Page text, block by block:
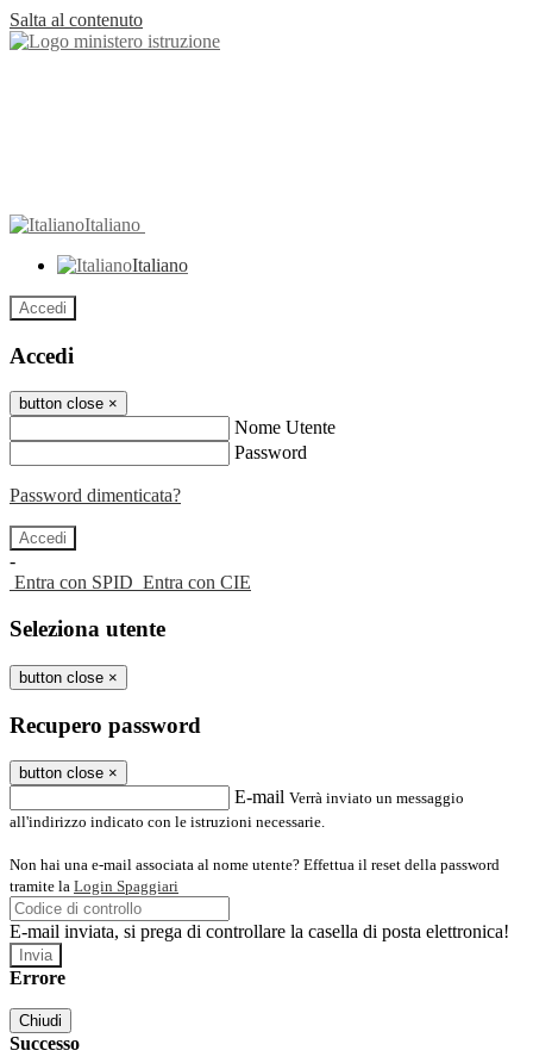
Salta al contenuto
Italiano
Italiano
Accedi
Accedi
button close ×
Nome Utente
Password
Password dimenticata?
-
Entra con SPID Entra con CIE
Seleziona utente
button close ×
Recupero password
button close ×
E-mail Verrà inviato un messaggio
all'indirizzo indicato con le istruzioni necessarie.
Non hai una e-mail associata al nome utente? Effettua il reset della password
tramite la Login Spaggiari
E-mail inviata, si prega di controllare la casella di posta elettronica!
Errore
Chiudi
Successo